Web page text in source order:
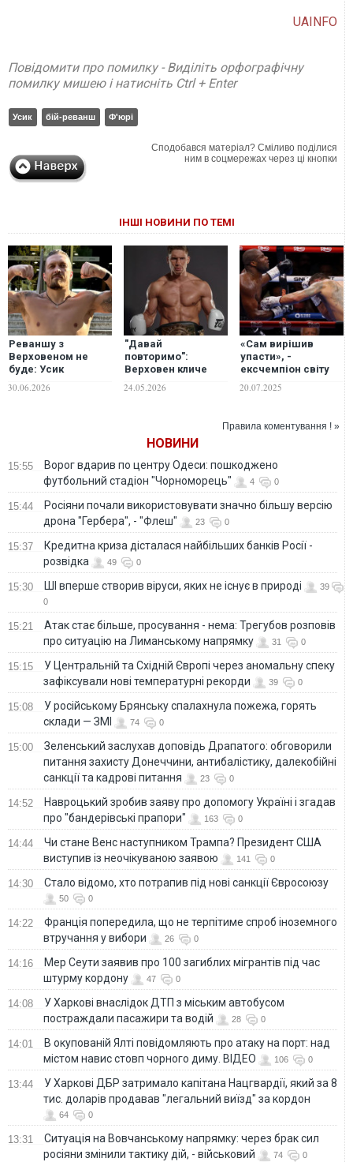
UAINFO
Повідомити про помилку - Виділіть орфографічну
помилку мишею і натисніть Ctrl + Enter
Усик бій-реванш Ф'юрі
Сподобався матеріал? Сміливо поділися
ним в соцмережах через ці кнопки
ІНШІ НОВИНИ ПО ТЕМІ
Реваншу з
Верховеном не
буде: Усик
визначився з
двома
30.06.2026
"Давай
повторимо":
Верховен кличе
Усика на реванш
24.05.2026
«Сам вирішив
упасти», -
ексчемпіон світу
розчарований
нокаутом Дюбуа в
20.07.2025
Правила коментування ! »
НОВИНИ
15:55
Ворог вдарив по центру Одеси: пошкоджено
футбольний стадіон "Чорноморець"
4 0
15:44
Росіяни почали використовувати значно більшу версію
дрона "Гербера", - "Флеш"
23 0
15:37
Кредитна криза дісталася найбільших банків Росії -
розвідка
49 0
15:30 ШІ вперше створив віруси, яких не існує в природі
39
0
15:21
Атак стає більше, просування - нема: Трегубов розповів
про ситуацію на Лиманському напрямку
31 0
15:15
У Центральній та Східній Європі через аномальну спеку
зафіксували нові температурні рекорди
39 0
15:08
У російському Брянську спалахнула пожежа, горять
склади — ЗМІ
74 0
15:00
Зеленський заслухав доповідь Драпатого: обговорили
питання захисту Донеччини, антибалістику, далекобійні
санкції та кадрові питання
23 0
14:52
Навроцький зробив заяву про допомогу Україні і згадав
про "бандерівські прапори"
163 0
14:44
Чи стане Венс наступником Трампа? Президент США
виступив із неочікуваною заявою
141 0
14:30 Стало відомо, хто потрапив під нові санкції Євросоюзу
50 0
14:22
Франція попередила, що не терпітиме спроб іноземного
втручання у вибори
26 0
14:16
Мер Сеути заявив про 100 загиблих мігрантів під час
штурму кордону
47 0
14:08
У Харкові внаслідок ДТП з міським автобусом
постраждали пасажири та водій
28 0
14:01
В окупованій Ялті повідомляють про атаку на порт: над
містом навис стовп чорного диму. ВІДЕО
106 0
13:44
У Харкові ДБР затримало капітана Нацгвардії, який за 8
тис. доларів продавав "легальний виїзд" за кордон
64 0
13:31
Ситуація на Вовчанському напрямку: через брак сил
росіяни змінили тактику дій, - військовий
74 0